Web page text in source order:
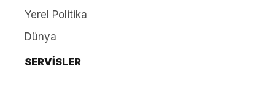
Yerel Politika
Dünya
SERVİSLER